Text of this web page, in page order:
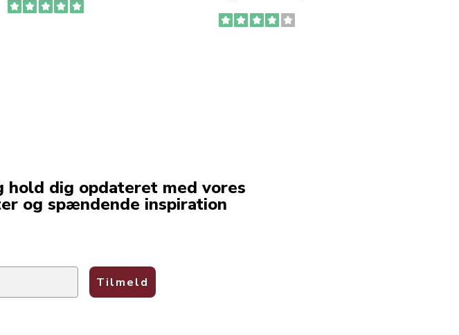
hold dig opdateret med vores
og spændende inspiration
Tilmeld